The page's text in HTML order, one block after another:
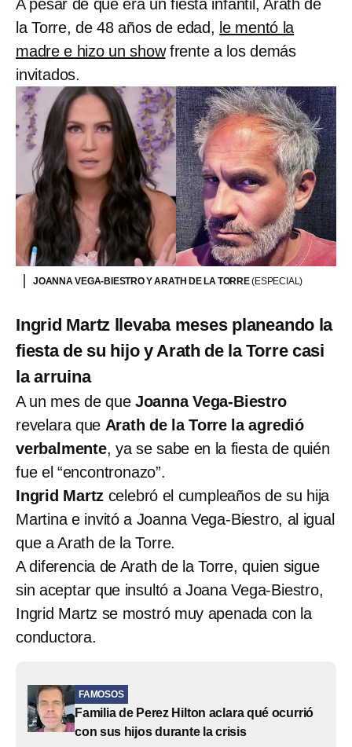
A pesar de que era un fiesta infantil, Arath de
la Torre, de 48 años de edad, le mentó la
madre e hizo un showfrente a los demás
invitados.
JOANNA VEGA-BIESTRO Y ARATH DE LA TORRE(ESPECIAL)
Ingrid Martz llevaba meses planeando la
fiesta de su hijo y Arath de la Torre casi
la arruina
A un mes de que Joanna Vega-Biestro
revelara que Arath de la Torre la agredió
verbalmente, ya se sabe en la fiesta de quién
fue el “encontronazo”.
Ingrid Martz celebró el cumpleaños de su hija
Martina e invitó a Joanna Vega-Biestro, al igual
que a Arath de la Torre.
A diferencia de Arath de la Torre, quien sigue
sin aceptar que insultó a Joana Vega-Biestro,
Ingrid Martz se mostró muy apenada con la
conductora.
FAMOSOS
Familia de Perez Hilton aclara qué ocurrió
con sus hijos durante la crisis